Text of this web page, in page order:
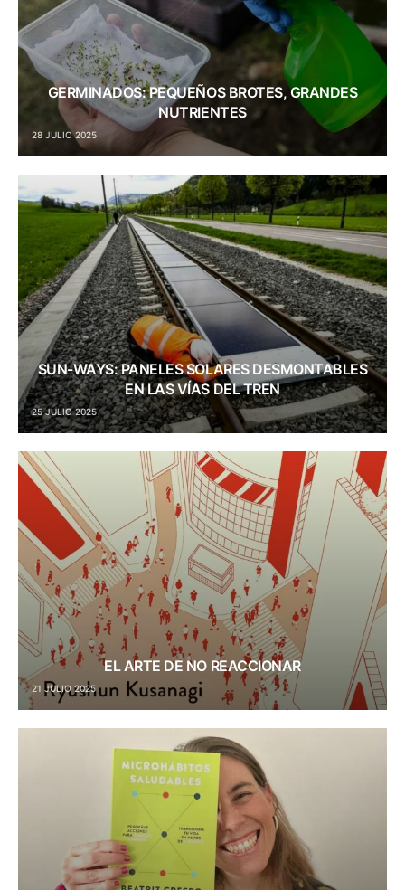
GERMINADOS: PEQUEÑOS BROTES, GRANDES
NUTRIENTES
28 JULIO 2025
SUN-WAYS: PANELES SOLARES DESMONTABLES
EN LAS VÍAS DEL TREN
25 JULIO 2025
EL ARTE DE NO REACCIONAR
21 JULIO 2025